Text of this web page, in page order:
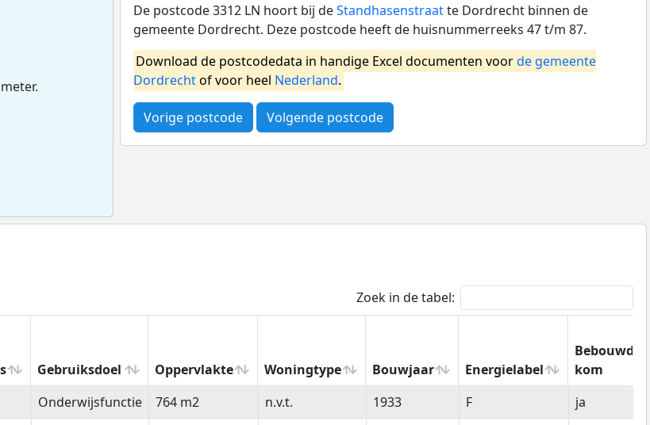
De postcode 3312 LN hoort bij deStandhasenstraatte Dordrecht binnen de
gemeente Dordrecht. Deze postcode heeft de huisnummerreeks 47 t/m 87.
Download de postcodedata in handige Excel documenten voorde gemeente
Dordrechtof voor heel Nederland.
Vorige postcode Volgende postcode
Zoek in de tabel:
Gebruiksdoel Oppervlakte Woningtype Bouwjaar Energielabel
Bebouwde
kom
Gebruiksdoel Oppervlakte Woningtype Bouwjaar Energielabel
Bebouwde
kom
Onderwijsfunctie 764 m2 n.v.t. 1933 F
ja